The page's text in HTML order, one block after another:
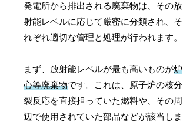
発電所から排出される廃棄物は、その放
射能レベルに応じて厳密に分類され、そ
れぞれ適切な管理と処理が行われます。
まず、放射能レベルが最も高いものが炉
心等廃棄物です。これは、原子炉の核分
裂反応を直接担っていた燃料や、その周
辺で使用されていた部品などが該当しま